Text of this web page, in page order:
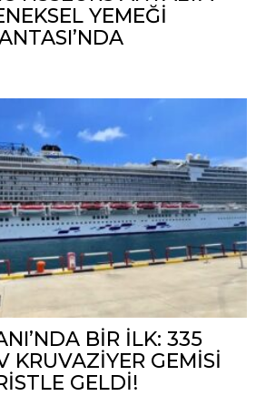
YEMEĞİ
BİR İLK: 335
KRUVAZİYER GEMİSİ
GELDİ!